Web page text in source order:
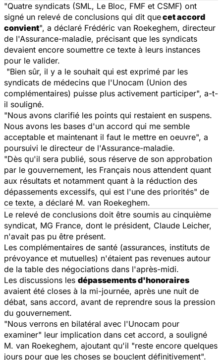
"Quatre syndicats (SML, Le Bloc, FMF et CSMF) ont
signé un relevé de conclusions qui dit quecet accord
convient", a déclaré Frédéric van Roekeghem, directeur
de l'Assurance-maladie, précisant que les syndicats
devaient encore soumettre ce texte à leurs instances
pour le valider.
"Bien sûr, il y a le souhait qui est exprimé par les
syndicats de médecins que l'Unocam (Union des
complémentaires) puisse plus activement participer", a-t-
il souligné.
"Nous avons clarifié les points qui restaient en suspens.
Nous avons les bases d'un accord qui me semble
acceptable et maintenant il faut le mettre en oeuvre", a
poursuivi le directeur de l'Assurance-maladie.
"Dès qu'il sera publié, sous réserve de son approbation
par le gouvernement, les Français nous attendent quant
aux résultats et notamment quant à la réduction des
dépassements excessifs, qui est l'une des priorités" de
ce texte, a déclaré M. van Roekeghem.
Le relevé de conclusions doit être soumis au cinquième
syndicat, MG France, dont le président, Claude Leicher,
n'avait pas pu être présent.
Les complémentaires de santé (assurances, instituts de
prévoyance et mutuelles) n'étaient pas revenues autour
de la table des négociations dans l'après-midi.
Les discussions les dépassements d'honoraires
avaient été closes à la mi-journée, après une nuit de
débat, sans accord, avant de reprendre sous la pression
du gouvernement.
"Nous verrons en bilatéral avec l'Unocam pour
examiner" leur implication dans cet accord, a souligné
M. van Roekeghem, ajoutant qu'il "reste encore quelques
jours pour que les choses se bouclent définitivement".